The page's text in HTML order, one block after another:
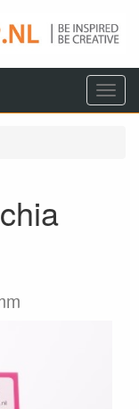
Menu